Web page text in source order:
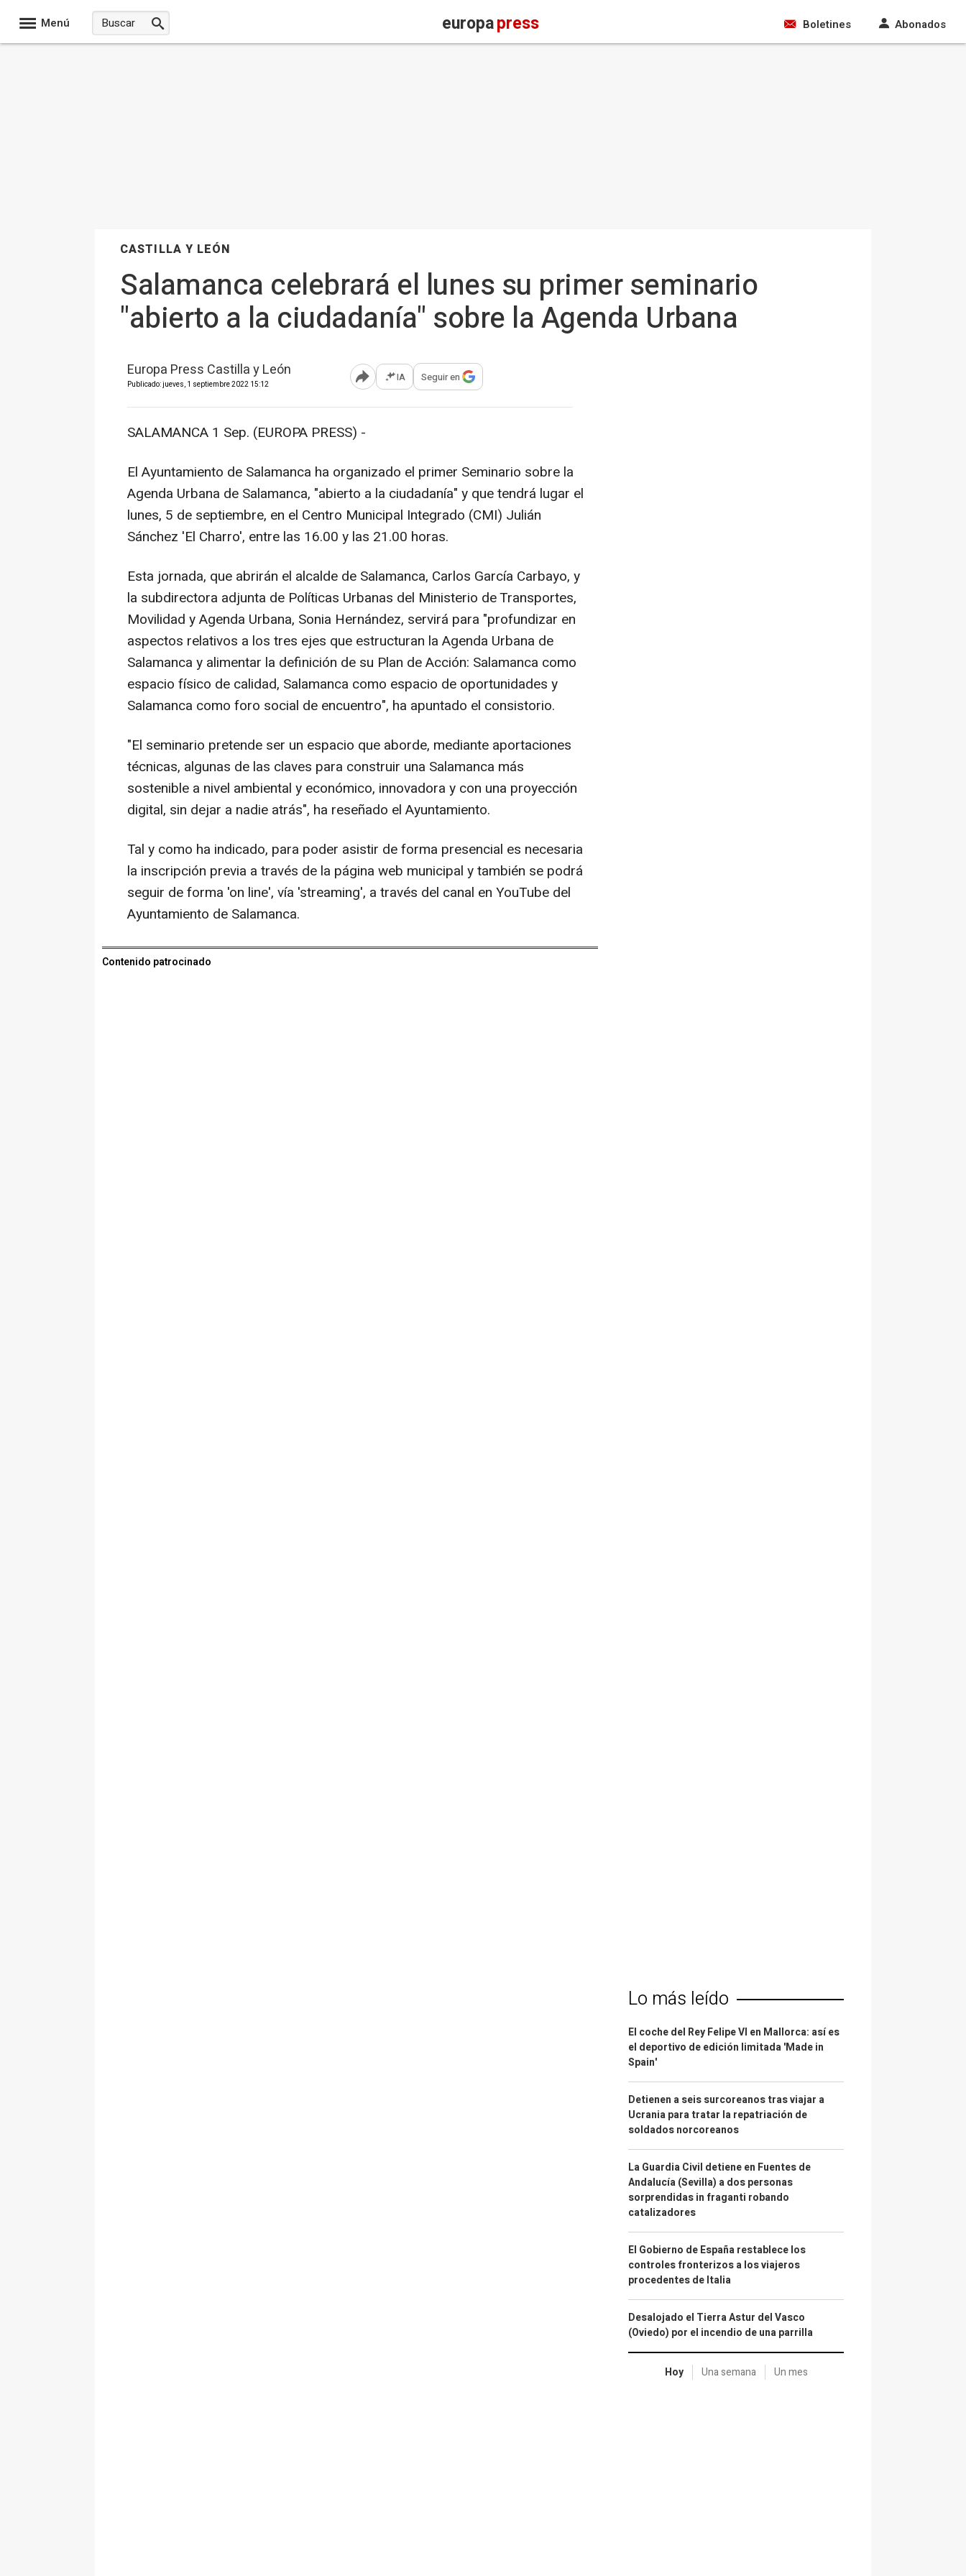
Menú europapress Boletines Abonados
CASTILLA Y LEÓN
Salamanca celebrará el lunes su primer seminario
"abierto a la ciudadanía" sobre la Agenda Urbana
Europa Press Castilla y León
Publicado: jueves, 1 septiembre 2022 15:12 Abrir opciones para compartir
IA Seguir en
SALAMANCA 1 Sep. (EUROPA PRESS) -
El Ayuntamiento de Salamanca ha organizado el primer Seminario sobre la
Agenda Urbana de Salamanca, "abierto a la ciudadanía" y que tendrá lugar el
lunes, 5 de septiembre, en el Centro Municipal Integrado (CMI) Julián
Sánchez 'El Charro', entre las 16.00 y las 21.00 horas.
Esta jornada, que abrirán el alcalde de Salamanca, Carlos García Carbayo, y
la subdirectora adjunta de Políticas Urbanas del Ministerio de Transportes,
Movilidad y Agenda Urbana, Sonia Hernández, servirá para "profundizar en
aspectos relativos a los tres ejes que estructuran la Agenda Urbana de
Salamanca y alimentar la definición de su Plan de Acción: Salamanca como
espacio físico de calidad, Salamanca como espacio de oportunidades y
Salamanca como foro social de encuentro", ha apuntado el consistorio.
"El seminario pretende ser un espacio que aborde, mediante aportaciones
técnicas, algunas de las claves para construir una Salamanca más
sostenible a nivel ambiental y económico, innovadora y con una proyección
digital, sin dejar a nadie atrás", ha reseñado el Ayuntamiento.
Tal y como ha indicado, para poder asistir de forma presencial es necesaria
la inscripción previa a través de la página web municipal y también se podrá
seguir de forma 'on line', vía 'streaming', a través del canal en YouTube del
Ayuntamiento de Salamanca.
Contenido patrocinado
Lo más leído
El coche del Rey Felipe VI en Mallorca: así es
el deportivo de edición limitada 'Made in
Spain'
Detienen a seis surcoreanos tras viajar a
Ucrania para tratar la repatriación de
soldados norcoreanos
La Guardia Civil detiene en Fuentes de
Andalucía (Sevilla) a dos personas
sorprendidas in fraganti robando
catalizadores
El Gobierno de España restablece los
controles fronterizos a los viajeros
procedentes de Italia
Desalojado el Tierra Astur del Vasco
(Oviedo) por el incendio de una parrilla
Hoy Una semana Un mes